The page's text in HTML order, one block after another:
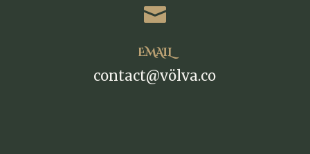

EMAIL
contact@völva.co